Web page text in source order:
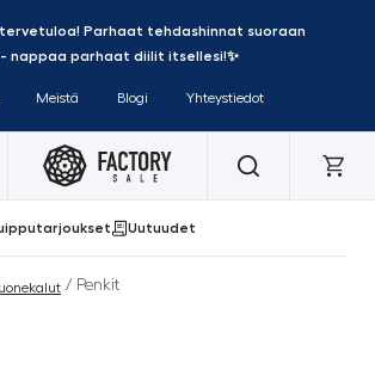
tervetuloa! Parhaat tehdashinnat suoraan
nappaa parhaat diilit itsellesi!✨
Meistä Blogi Yhteystiedot
Uutuudet
/ Penkit